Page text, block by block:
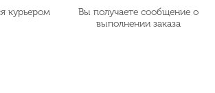
курьером
Вы получаете сообщение о
выполнении заказа